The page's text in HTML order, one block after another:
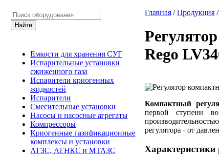
Емкости для хранения СУГ
Испарительные установки
сжиженного газа
Испарители криогенных
жидкостей
Испарители
Смесительные установки
Насосы и насосные агрегаты
Компрессоры
Криогенные газификационные
комплексы и установки
АГЗС, АГНКС и МТАЗС
Главная /Продукция
Rego
Компактный
первой ступени
регулятора - от
Характеристики